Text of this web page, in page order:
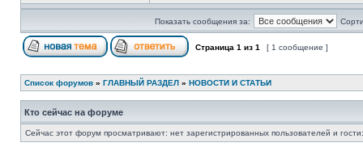
Показать сообщения за:
Страница 1 из 1 [ 1 сообщение ]
Список форумов » ГЛАВНЫЙ РАЗДЕЛ » НОВОСТИ И СТАТЬИ
Кто сейчас на форуме
Сейчас этот форум просматривают: нет зарегистрированных пользователей и